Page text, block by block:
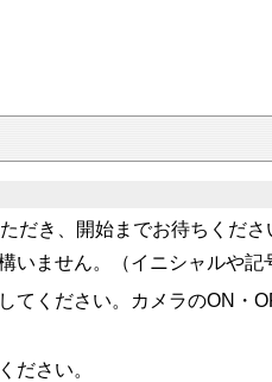
だき、開始までお待ちくださ
いません。（イニシャルや記
てください。カメラのON・
ださい。